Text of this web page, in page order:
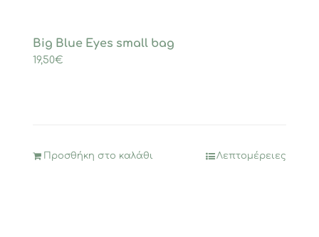
Big Blue Eyes small bag
19,50€
Προσθήκη στο καλάθι Λεπτομέρειες